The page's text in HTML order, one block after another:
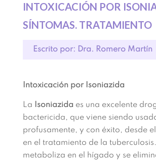
INTOXICACIÓN POR
SÍNTOMAS. TRATAMIENTO
Escrito por: Dra. Romero Martín
Intoxicación por Isoniazida
La Isoniazida es una excelente dro
bactericida, que viene siendo
profusamente, y con éxito, desde el
en el tratamiento de la
metaboliza en el hígado y se